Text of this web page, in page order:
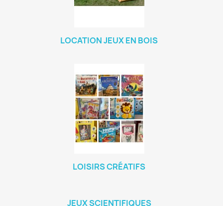
LOCATION JEUX EN BOIS
LOISIRS CRÉATIFS
JEUX SCIENTIFIQUES